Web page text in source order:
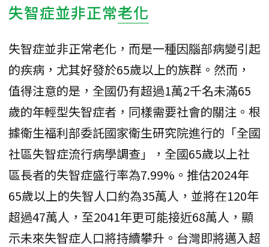
失智症並非正常老化
失智症並非正常老化，而是一種因腦部病變引起
的疾病，尤其好發於65歲以上的族群。然而，
值得注意的是，全國仍有超過1萬2千名未滿65
歲的年輕型失智症者，同樣需要社會的關注。根
據衛生福利部委託國家衛生研究院進行的「全國
社區失智症流行病學調查」，全國65歲以上社
區長者的失智症盛行率為7.99%。推估2024年
65歲以上的失智人口約為35萬人，並將在120年
超過47萬人，至2041年更可能接近68萬人，顯
示未來失智症人口將持續攀升。台灣即將邁入超